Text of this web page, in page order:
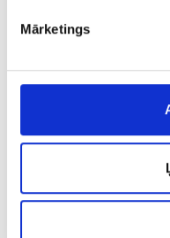
Mārketings
Dzirnavu iela 45,